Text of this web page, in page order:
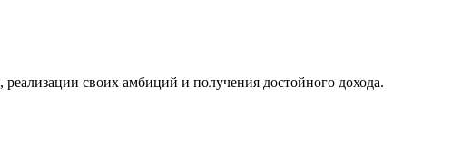
своих амбиций и получения достойного дохода.